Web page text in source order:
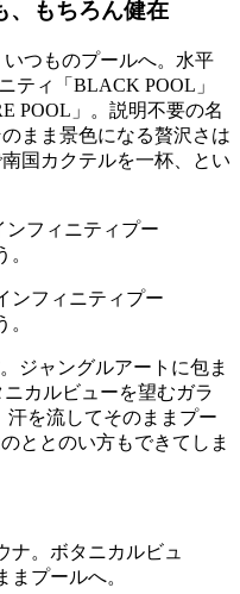
、もちろん健在
つものプールへ。水平
ティ「BLACK POOL」
POOL」。説明不要の名
まま景色になる贅沢さは
国カクテルを一杯、とい
ンフィニティプー
ジャングルアートに包ま
カルビューを望むガラ
汗を流してそのままプー
ととのい方もできてしま